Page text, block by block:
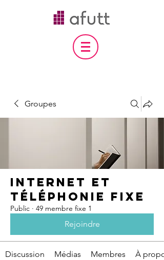
Groupes
internet et
téléphonie fixe
Public · 49 membre fixe 1
Rejoindre
Discussion Médias Membres À